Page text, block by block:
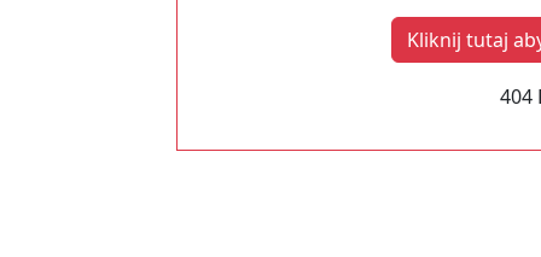
Kliknij tutaj
404